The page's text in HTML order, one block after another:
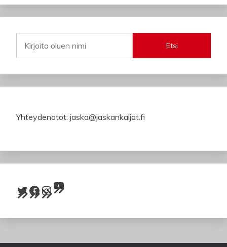
Etsi
Yhteydenotot: jaska@jaskankaljat.fi
Twitter Facebook InstagramYouTube